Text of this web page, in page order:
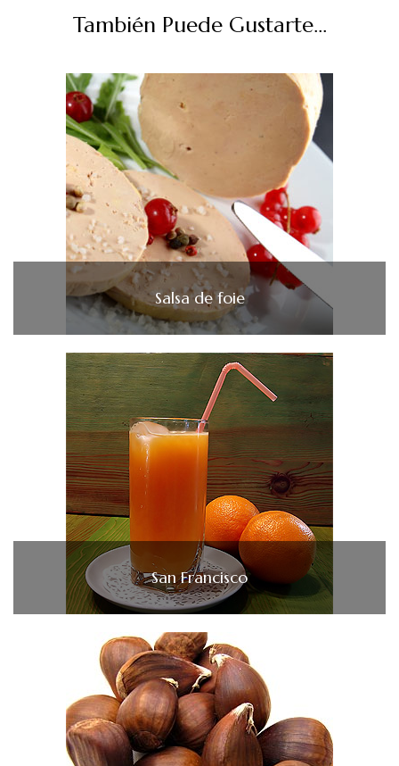
También Puede Gustarte...
Salsa de foie
San Francisco